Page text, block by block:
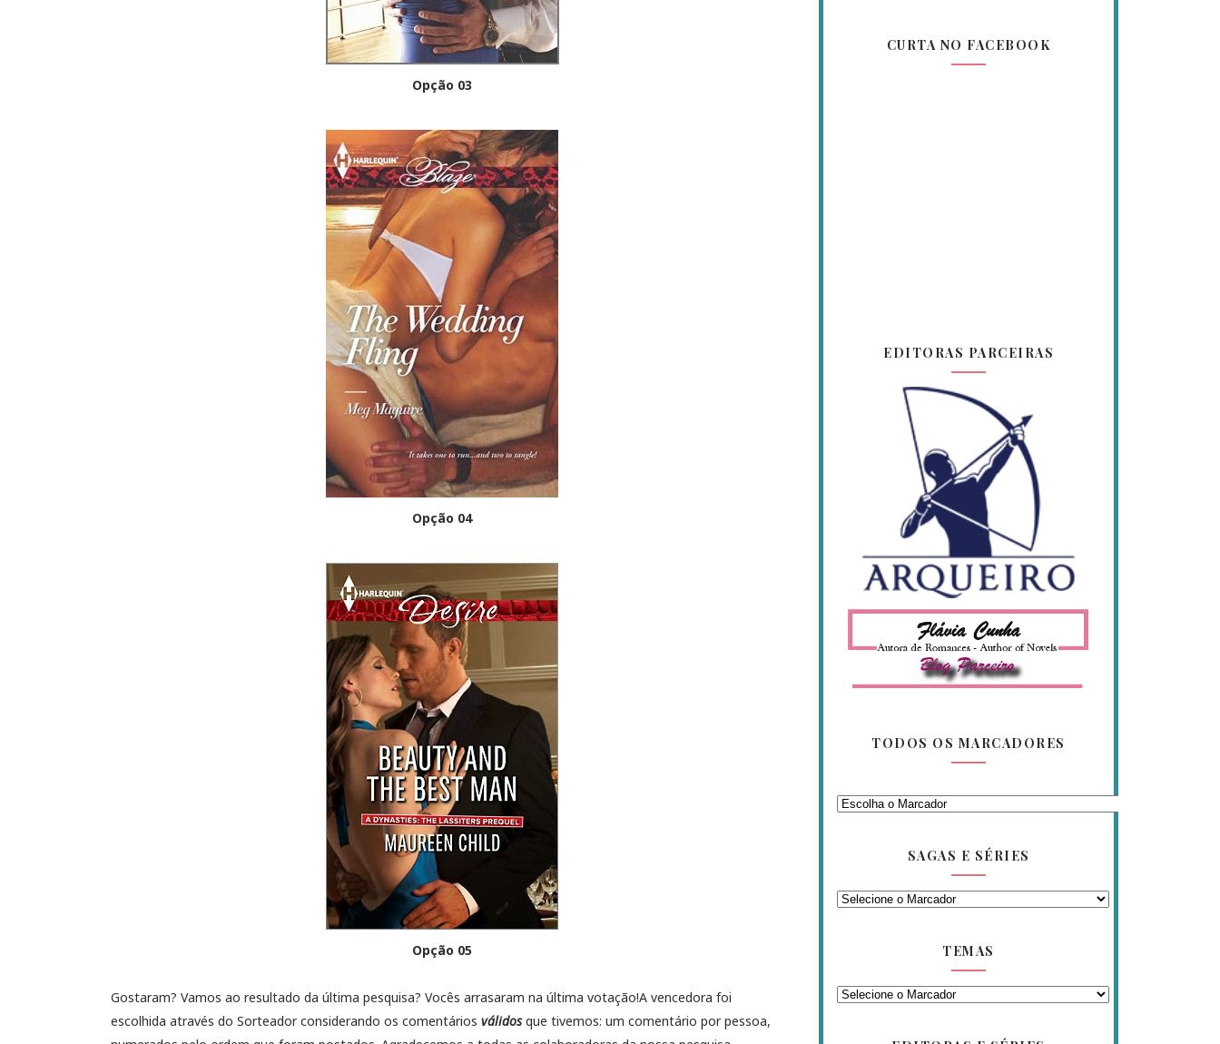
Opção 03
Opção 04
Opção 05
Gostaram? Vamos ao resultado da última pesquisa? Vocês arrasaram na última votação!A vencedora foi
escolhida através do Sorteador considerando os comentários válidosque tivemos: um comentário por pessoa,
CURTA NO FACEBOOK
EDITORAS PARCEIRAS
TODOS OS MARCADORES
SAGAS E SÉRIES
TEMAS